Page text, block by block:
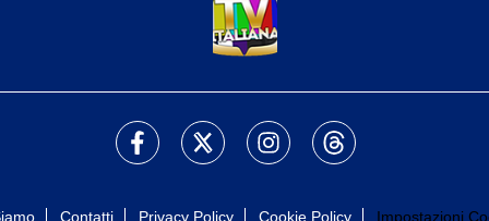
Contatti Privacy Policy Cookie Policy Impostazioni